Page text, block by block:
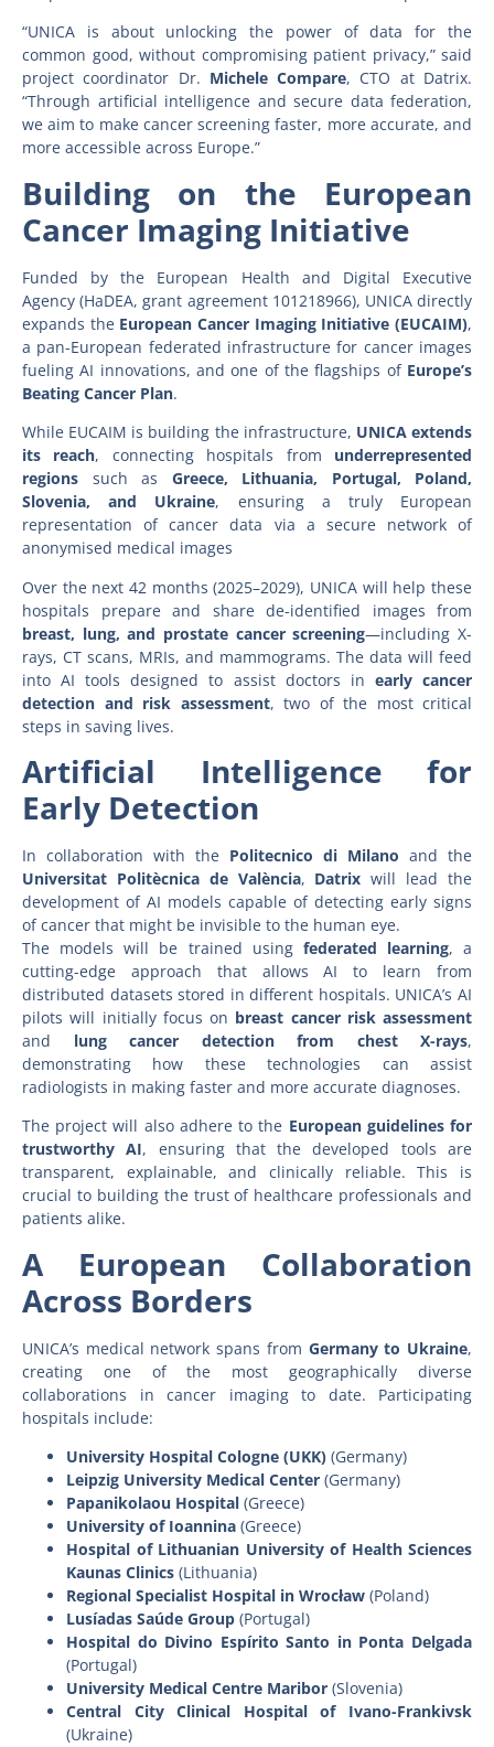
“UNICA is about unlocking the power of data for the
common good, without compromising patient privacy,” said
project coordinator Dr. Michele Compare, CTO at Datrix.
“Through artificial intelligence and secure data federation,
we aim to make cancer screening faster, more accurate, and
more accessible across Europe.”
Building on the European
Cancer Imaging Initiative
Funded by the European Health and Digital Executive
Agency (HaDEA, grant agreement 101218966), UNICA directly
expands the European Cancer Imaging Initiative (EUCAIM),
a pan-European federated infrastructure for cancer images
fueling AI innovations, and one of the flagships of Europe’s
Beating Cancer Plan.
While EUCAIM is building the infrastructure, UNICA extends
its reach, connecting hospitals from underrepresented
regions such as Greece, Lithuania, Portugal, Poland,
Slovenia, and Ukraine, ensuring a truly European
representation of cancer data via a secure network of
anonymised medical images
Over the next 42 months (2025–2029), UNICA will help these
hospitals prepare and share de-identified images from
breast, lung, and prostate cancer screening—including X-
rays, CT scans, MRIs, and mammograms. The data will feed
into AI tools designed to assist doctors in early cancer
detection and risk assessment, two of the most critical
steps in saving lives.
Artificial Intelligence for
Early Detection
In collaboration with the Politecnico di Milano and the
Universitat Politècnica de València, Datrixwill lead the
development of AI models capable of detecting early signs
of cancer that might be invisible to the human eye.
The models will be trained using federated learning, a
cutting-edge approach that allows AI to learn from
distributed datasets stored in different hospitals. UNICA’s AI
pilots will initially focus on breast cancer risk assessment
and lung cancer detection from chest X-rays,
demonstrating how these technologies can assist
radiologists in making faster and more accurate diagnoses.
The project will also adhere to the European guidelines for
trustworthy AI, ensuring that the developed tools are
transparent, explainable, and clinically reliable. This is
crucial to building the trust of healthcare professionals and
patients alike.
A European Collaboration
Across Borders
UNICA’s medical network spans from Germany to Ukraine,
creating one of the most geographically diverse
collaborations in cancer imaging to date. Participating
hospitals include:
University Hospital Cologne (UKK) (Germany)
Leipzig University Medical Center (Germany)
Papanikolaou Hospital (Greece)
University of Ioannina (Greece)
Hospital of Lithuanian University of Health Sciences
Kaunas Clinics (Lithuania)
Regional Specialist Hospital in Wrocław (Poland)
Lusíadas Saúde Group (Portugal)
Hospital do Divino Espírito Santo in Ponta Delgada
(Portugal)
University Medical Centre Maribor (Slovenia)
Central City Clinical Hospital of Ivano-Frankivsk
(Ukraine)